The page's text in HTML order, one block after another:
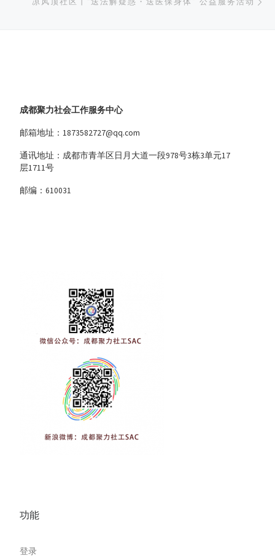
成都聚力社会工作服务中心
邮箱地址：1873582727@qq.com
通讯地址：成都市青羊区日月大道一段978号3栋3单元17
层1711号
邮编：610031
功能
登录